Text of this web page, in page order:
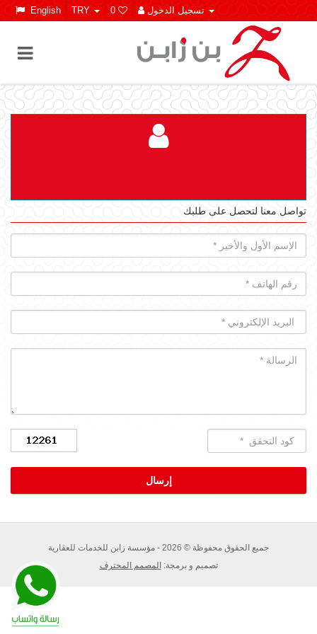
English TRY
تواصل معنا لتحصل على طلبك
جميع الحقوق محفوظة © 2026 - مؤسسة زابن للخدمات للعقارية
تصميم و برمجة: المصمم المحترف